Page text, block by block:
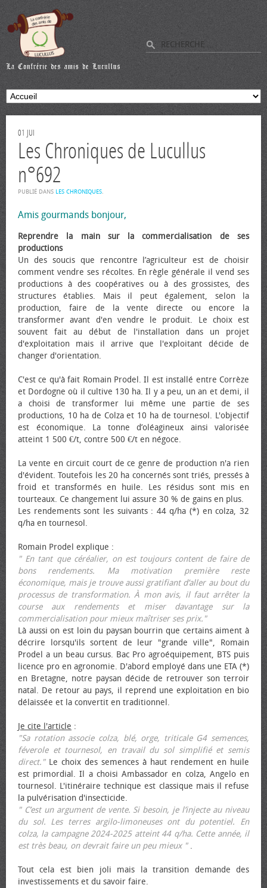
01 JUI
Les Chroniques de Lucullus
n°692
PUBLIÉ DANS LES CHRONIQUES.
Amis gourmands bonjour,
Reprendre la main sur la commercialisation de ses
productions
Un des soucis que rencontre l’agriculteur est de choisir
comment vendre ses récoltes. En règle générale il vend ses
productions à des coopératives ou à des grossistes, des
structures établies. Mais il peut également, selon la
production, faire de la vente directe ou encore la
transformer avant d'en vendre le produit. Le choix est
souvent fait au début de l'installation dans un projet
d'exploitation mais il arrive que l'exploitant décide de
changer d'orientation.
C'est ce qu'à fait Romain Prodel. Il est installé entre Corrèze
et Dordogne où il cultive 130 ha. Il y a peu, un an et demi, il
a choisi de transformer lui même une partie de ses
productions, 10 ha de Colza et 10 ha de tournesol. L'objectif
est économique. La tonne d’oléagineux ainsi valorisée
atteint 1 500 €/t, contre 500 €/t en négoce.
La vente en circuit court de ce genre de production n'a rien
d'évident. Toutefois les 20 ha concernés sont triés, pressés à
froid et transformés en huile. Les résidus sont mis en
tourteaux. Ce changement lui assure 30 % de gains en plus.
Les rendements sont les suivants : 44 q/ha (*) en colza, 32
q/ha en tournesol.
Romain Prodel explique :
" En tant que céréalier, on est toujours content de faire de
bons rendements. Ma motivation première reste
économique, mais je trouve aussi gratifiant d’aller au bout du
processus de transformation. À mon avis, il faut arrêter la
course aux rendements et miser davantage sur la
commercialisation pour mieux maîtriser ses prix."
Là aussi on est loin du paysan bourrin que certains aiment à
décrire lorsqu'ils sortent de leur "grande ville", Romain
Prodel a un beau cursus. Bac Pro agroéquipement, BTS puis
licence pro en agronomie. D'abord employé dans une ETA (*)
en Bretagne, notre paysan décide de retrouver son terroir
natal. De retour au pays, il reprend une exploitation en bio
délaissée et la convertit en traditionnel.
Je cite l'article :
"Sa rotation associe colza, blé, orge, triticale G4 semences,
féverole et tournesol, en travail du sol simplifié et semis
direct."Le choix des semences à haut rendement en huile
est primordial. Il a choisi Ambassador en colza, Angelo en
tournesol. L'itinéraire technique est classique mais il refuse
la pulvérisation d'insecticide.
" C’est un argument de vente. Si besoin, je l’injecte au niveau
du sol. Les terres argilo-limoneuses ont du potentiel. En
colza, la campagne 2024-2025 atteint 44 q/ha. Cette année, il
est très beau, on devrait faire un peu mieux ".
Tout cela est bien joli mais la transition demande des
investissements et du savoir faire.